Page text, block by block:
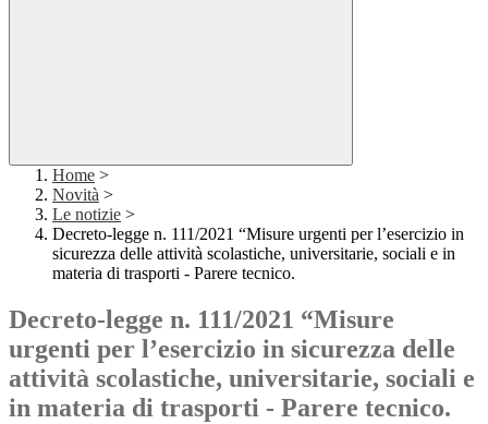
Home >
Novità >
Le notizie >
Decreto-legge n. 111/2021 “Misure urgenti per l’esercizio in
sicurezza delle attività scolastiche, universitarie, sociali e in
materia di trasporti - Parere tecnico.
Decreto-legge n. 111/2021 “Misure
urgenti per l’esercizio in sicurezza delle
attività scolastiche, universitarie, sociali e
in materia di trasporti - Parere tecnico.